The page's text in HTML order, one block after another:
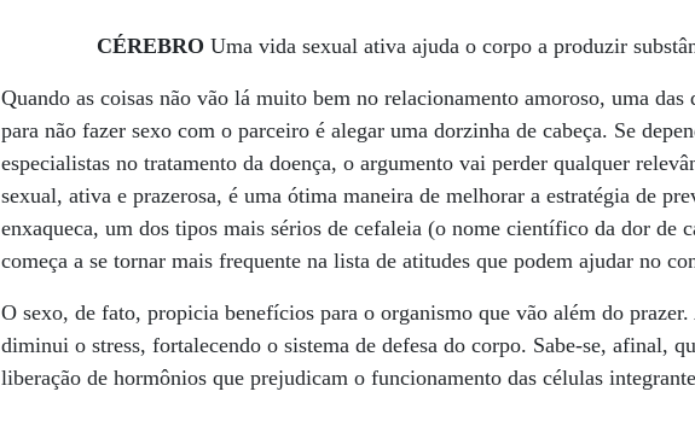
CÉREBRO Uma vida sexual ativa ajuda o corpo a produzir
Quando as coisas não vão lá muito bem no relacionamento amoroso, uma das
para não fazer sexo com o parceiro é alegar uma dorzinha de cabeça. Se
especialistas no tratamento da doença, o argumento vai perder qualquer
sexual, ativa e prazerosa, é uma ótima maneira de melhorar a estratégia de
enxaqueca, um dos tipos mais sérios de cefaleia (o nome científico da dor de
começa a se tornar mais frequente na lista de atitudes que podem ajudar no
O sexo, de fato, propicia benefícios para o organismo que vão além do
diminui o stress, fortalecendo o sistema de defesa do corpo. Sabe-se, afinal,
liberação de hormônios que prejudicam o funcionamento das células